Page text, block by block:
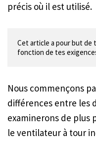
précis où il est utilisé.
Cet article a pour but de
Nous commençons
différences entre les
examinerons de plus
le ventilateur à tour